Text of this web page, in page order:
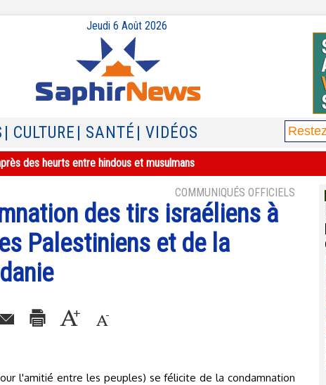
Jeudi 6 Août 2026
| CULTURE | SANTÉ | VIDÉOS
des heurts entre hindous et musulmans
COMMUNIQUÉS OFFICIELS
des tirs israéliens à
Palestiniens et de la
l'amitié entre les peuples) se félicite de la condamnation